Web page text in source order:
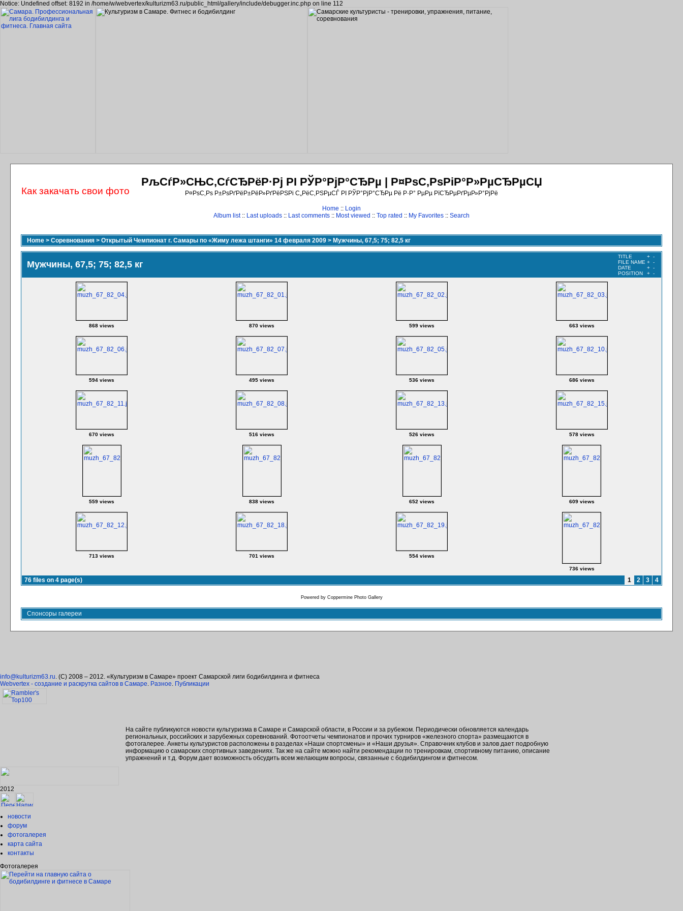
Notice: Undefined offset: 8192 in /home/w/webvertex/kulturizm63.ru/public_html/gallery/include/debugger.inc.php on line 112
РљСѓР»СЊС‚СѓСЂРёР·Рј РІ РЎР°РјР°СЂРµ | Р¤РѕС‚РѕРіР°Р»РµСЂРµСЏ
Р¤РѕС‚Рѕ Р±РѕРґРёР±РёР»РґРёРЅРі С„РёС‚РЅРµСЃ РІ РЎР°РјР°СЂРµ Рё Р·Р° РµРµ РїСЂРµРґРµР»Р°РјРё
Home :: Login
Album list:: Last uploads :: Last comments :: Most viewed :: Top rated :: My Favorites :: Search
Home > Соревнования > Открытый Чемпионат г. Самары по «Жиму лежа штанги» 14 февраля 2009 > Мужчины, 67,5; 75; 82,5 кг
Мужчины, 67,5; 75; 82,5 кг
TITLE + -
FILE NAME + -
DATE
+ -
POSITION
+ -
868 views 870 views 599 views 663 views
594 views 495 views 536 views 686 views
670 views 516 views 526 views 578 views
559 views 838 views 652 views 609 views
713 views 701 views 554 views
736 views
76 files on 4 page(s) 1 2 3 4
Powered by Coppermine Photo Gallery
Спонсоры галереи
info@kulturizm63.ru. (C) 2008 – 2012. «Культуризм в Самаре» проект Самарской лиги бодибилдинга и фитнеса
Webvertex - создание и раскрутка сайтов в Самаре. Разное. Публикации
На сайте публикуются новости культуризма в Самаре и Самарской области, в России и за рубежом. Периодически обновляется календарь
региональных, российских и зарубежных соревнований. Фотоотчеты чемпионатов и прочих турниров «железного спорта» размещаются в
фотогалерее. Анкеты культуристов расположены в разделах «Наши спортсмены» и «Наши друзья». Справочник клубов и залов дает подробную
информацию о самарских спортивных заведениях. Так же на сайте можно найти рекомендации по тренировкам, спортивному питанию, описание
упражнений и т.д. Форум дает возможность обсудить всем желающим вопросы, связанные с бодибилдингом и фитнесом.
2012
новости
форум
фотогалерея
карта сайта
контакты
Фотогалерея
Как закачать свои фото